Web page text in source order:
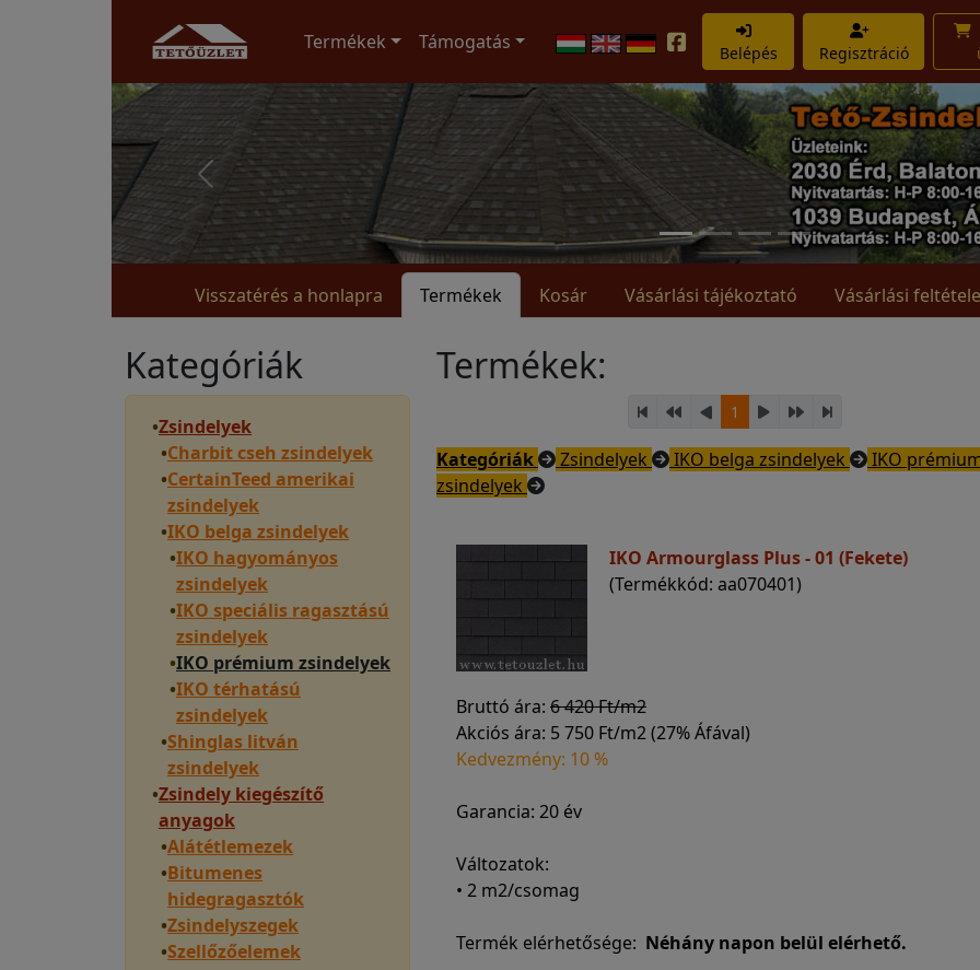
Termékek Támogatás Belépés Regisztráció
Visszatérés a honlapra Termékek Kosár Vásárlási tájékoztató Vásárlási
Kategóriák
•Zsindelyek
•Charbit cseh zsindelyek
•CertainTeed amerikai
zsindelyek
•IKO belga zsindelyek
•IKO hagyományos
zsindelyek
•IKO speciális ragasztású
zsindelyek
•IKO prémium zsindelyek
•IKO térhatású
zsindelyek
•Shinglas litván
zsindelyek
•Zsindely kiegészítő
anyagok
•Alátétlemezek
•Bitumenes
hidegragasztók
•Zsindelyszegek
•Szellőzőelemek
Termékek:
1
Kategóriák Zsindelyek IKO belga zsindelyek
IKO
zsindelyek
IKO Armourglass Plus - 01 (Fekete)
(Termékkód: aa070401)
Bruttó ára: 6 420 Ft/m2
Akciós ára: 5 750 Ft/m2 (27% Áfával)
Kedvezmény: 10 %
Garancia: 20 év
Változatok:
• 2 m2/csomag
Termék elérhetősége: Néhány napon belül elérhető.